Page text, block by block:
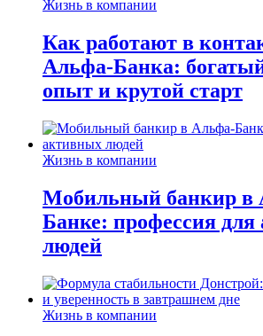
Жизнь в компании
Как работают в
Альфа-Банка:
опыт и крутой старт
Жизнь в компании
Мобильный банкир в
Банке: профессия
людей
Жизнь в компании